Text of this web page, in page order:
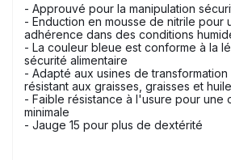
- Approuvé pour la manipulation
- Enduction en mousse de nitrile pour
adhérence dans des conditions
- La couleur bleue est conforme à la
sécurité alimentaire
- Adapté aux usines de transformation
résistant aux graisses, graisses et
- Faible résistance à l'usure pour une
minimale
- Jauge 15 pour plus de dextérité